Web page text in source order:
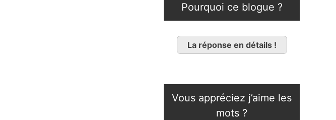
Pourquoi ce blogue ?
La réponse en détails !
Vous appréciez j’aime les
mots ?